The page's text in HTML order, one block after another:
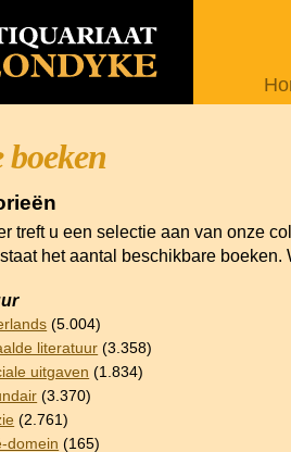
boeken
treft u een selectie aan van onze
het aantal beschikbare
(5.004)
literatuur (3.358)
uitgaven (1.834)
(3.370)
(2.761)
domein (165)